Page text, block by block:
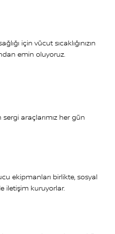
için vücut sıcaklığınızın
emin oluyoruz.
sergi araçlarımız her gün
ekipmanları birlikte, sosyal
iletişim kuruyorlar.